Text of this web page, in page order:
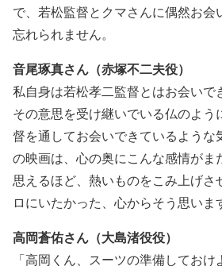
で、若松監督とクマさんに偶然お会
忘れられません。
音尾琢真さん（赤塚不二夫役）
私自身は若松孝二監督とはお会いで
その意思を受け継いでいる仏のよう
督を通してお会いできているような
の映画は、心の奥にこんな感情がま
思えるほど、熱いものをこみ上げさ
ロにいたかった、心からそう思いま
高岡蒼佑さん（大島渚役役）
「高岡くん、スーツの準備しておけ